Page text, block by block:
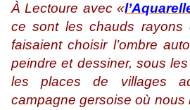
À Lectoure avec «
ce sont les chauds rayons
faisaient choisir l’ombre
peindre et dessiner, sous
les places de villages
campagne gersoise où nous